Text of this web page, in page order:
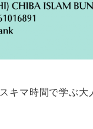
スキマ時間で学ぶ大